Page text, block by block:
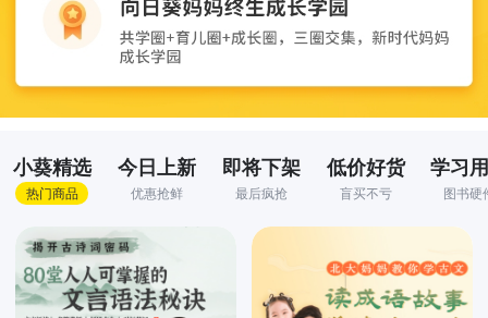
小葵精选
热门商品
今日上新
优惠抢鲜
即将下架
最后疯抢
低价好货
盲买不亏
学习
图书硬